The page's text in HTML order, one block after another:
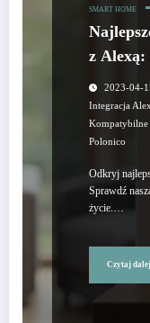
SMART HOME
z
2023-04-
Integracja
Kompatybilne
Polonico
Odkryj
Sprawdź
życie.…
Czytaj dalej